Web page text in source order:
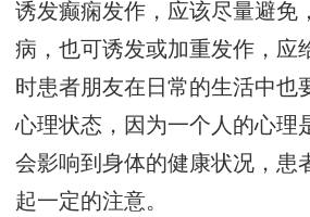
诱发癫痫发作，应该尽量避免
病，也可诱发或加重发作，应
时患者朋友在日常的生活中也
心理状态，因为一个人的心理
会影响到身体的健康状况，患
起一定的注意。